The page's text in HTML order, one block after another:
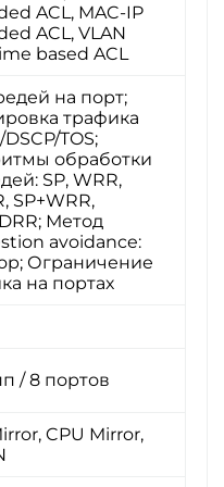
ACL, MAC-IP
ACL, VLAN
based ACL
на порт;
трафика
TOS;
обработки
SP, WRR,
SP+WRR,
Метод
avoidance:
Ограничение
на портах
/ 8 портов
CPU Mirror,